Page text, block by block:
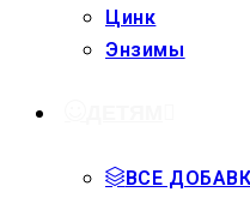
Цинк
Энзимы
ВСЕ